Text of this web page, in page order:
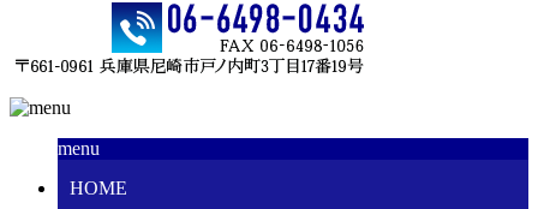
menu
HOME